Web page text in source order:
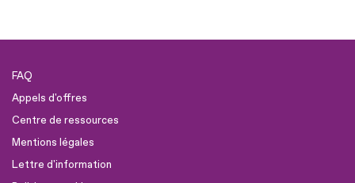
FAQ
Appels d'offres
Centre de ressources
Mentions légales
Lettre d'information